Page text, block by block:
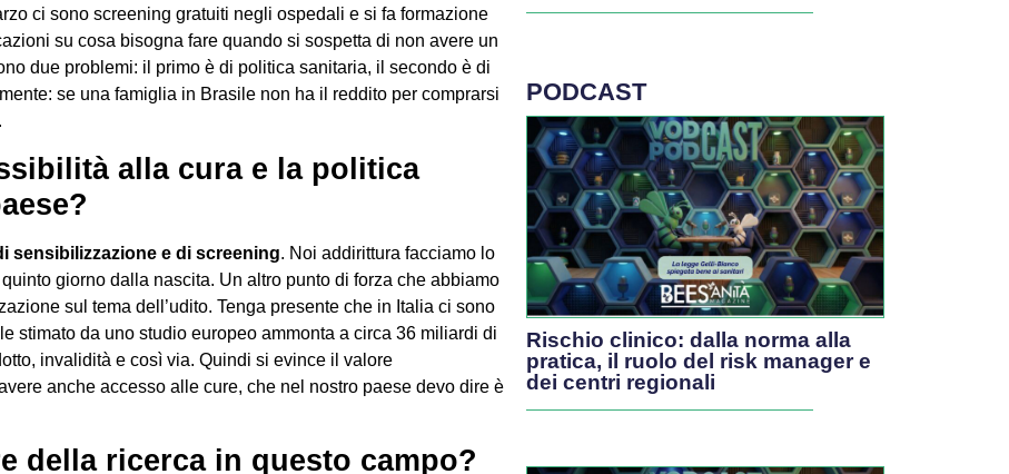
ci sono screening gratuiti negli ospedali e si fa formazione
su cosa bisogna fare quando si sospetta di non avere un
due problemi: il primo è di politica sanitaria, il secondo è di
se una famiglia in Brasile non ha il reddito per comprarsi
alla cura e la politica
sensibilizzazione e di screening. Noi addirittura facciamo lo
giorno dalla nascita. Un altro punto di forza che abbiamo
sul tema dell’udito. Tenga presente che in Italia ci sono
stimato da uno studio europeo ammonta a circa 36 miliardi di
invalidità e così via. Quindi si evince il valore
anche accesso alle cure, che nel nostro paese devo dire è
della ricerca in questo campo?
PODCAST
Rischio clinico: dalla norma alla
pratica, il ruolo del risk manager e
dei centri regionali